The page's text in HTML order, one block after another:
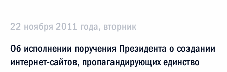
22 ноября 2011 года, вторник
Об исполнении поручения Президента о создании
интернет-сайтов, пропагандирующих единство